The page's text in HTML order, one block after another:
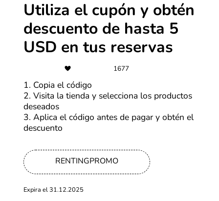
-35%
Viaja tus fines de semana con hasta
35% dto. en 4 hoteles
Más cupones de Casa Andina
-10%
al hacer tu reserva
-70%
Utiliza el cupón y obtén
descuento de hasta 5
USD en tus reservas
1677
1. Copia el código
2. Visita la tienda y selecciona los productos
deseados
3. Aplica el código antes de pagar y obtén el
descuento
RENTINGPROMO
Expira el 31.12.2025